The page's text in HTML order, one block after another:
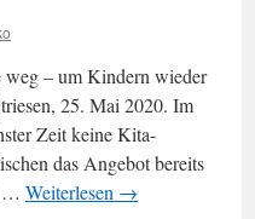
weg – um Kindern wieder
25. Mai 2020. Im
Zeit keine Kita-
das Angebot bereits
… Weiterlesen →